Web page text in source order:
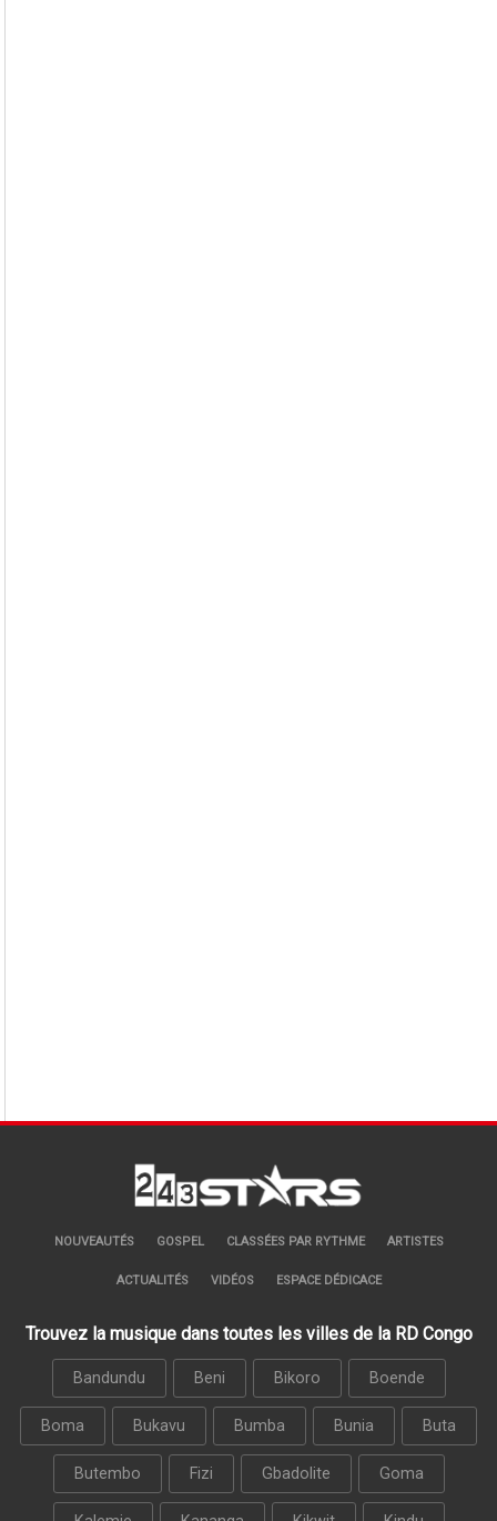
NOUVEAUTÉS GOSPEL CLASSÉES PAR RYTHME ARTISTES
ACTUALITÉS VIDÉOS ESPACE DÉDICACE
Trouvez la musique dans toutes les villes de la RD Congo
Bandundu Beni Bikoro Boende
Boma Bukavu Bumba Bunia Buta
Butembo Fizi Gbadolite Goma